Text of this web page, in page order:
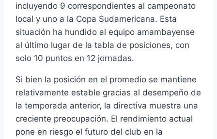
incluyendo 9 correspondientes al campeonato
local y uno a la Copa Sudamericana. Esta
situación ha hundido al equipo amambayense
al último lugar de la tabla de posiciones, con
solo 10 puntos en 12 jornadas.
Si bien la posición en el promedio se mantiene
relativamente estable gracias al desempeño de
la temporada anterior, la directiva muestra una
creciente preocupación. El rendimiento actual
pone en riesgo el futuro del club en la